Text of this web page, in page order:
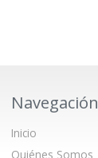
Navegación
Inicio
Quiénes Somos